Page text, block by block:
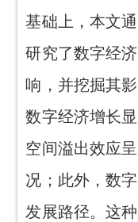
基础上，本文
研究了数字经
响，并挖掘其
数字经济增长
空间溢出效应
况；此外，数
发展路径。这